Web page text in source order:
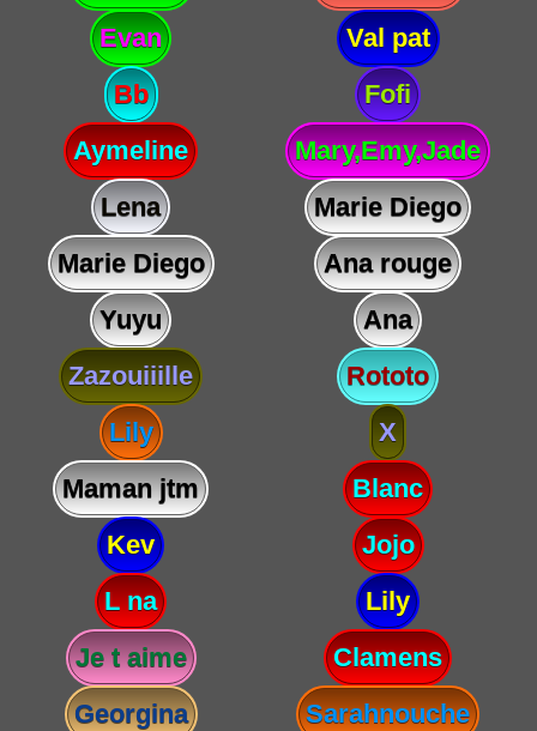
Evan
Val pat
Bb
Fofi
Aymeline
Mary,Emy,Jade
Lena
Marie Diego
Marie Diego
Ana rouge
Yuyu
Ana
Zazouiiille
Rototo
Lily
X
Maman jtm
Blanc
Kev
Jojo
L na
Lily
Je t aime
Clamens
Georgina
Sarahnouche